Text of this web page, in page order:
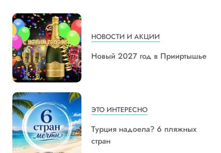
НОВОСТИ И АКЦИИ
Новый 2027 год в Прииртышье
ЭТО ИНТЕРЕСНО
Турция надоела? 6 пляжных
стран